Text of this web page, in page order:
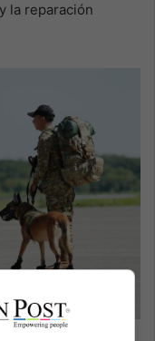
la reparación
de búsqueda se